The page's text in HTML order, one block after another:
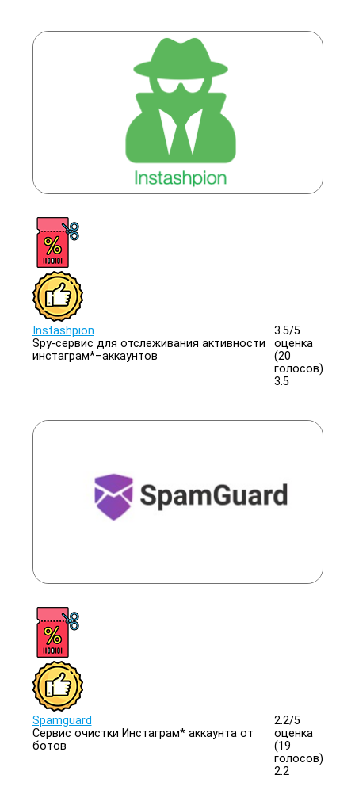
Instashpion
Spy-сервис для отслеживания активности
инстаграм*–аккаунтов
3.5/5
оценка
(20
голосов)
3.5
Spamguard
Сервис очистки Инстаграм* аккаунта от
ботов
2.2/5
оценка
(19
голосов)
2.2